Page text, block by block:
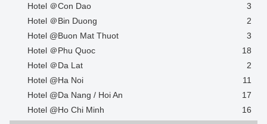
Hotel ＠Con Dao
3
Hotel ＠Bin Duong
2
Hotel @Buon Mat Thuot
3
Hotel ＠Phu Quoc
18
Hotel ＠Da Lat
2
Hotel @Ha Noi
11
Hotel @Da Nang / Hoi An
17
Hotel @Ho Chi Minh
16